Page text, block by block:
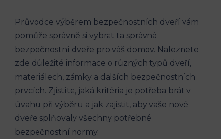
Průvodce výběrem bezpečnostních dveří vám
pomůže správně si vybrat ta správná
bezpečnostní dveře pro váš domov. Naleznete
zde důležité informace o různých typů dveří,
materiálech, zámky a dalších bezpečnostních
prvcích. Zjistíte, jaká kritéria je potřeba brát v
úvahu při výběru a jak zajistit, aby vaše nové
dveře splňovaly všechny potřebné
bezpečnostní normy.